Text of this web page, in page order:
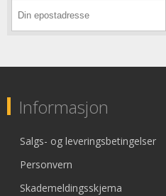
Informasjon
Salgs- og leveringsbetingelser
Personvern
Skademeldingsskjema